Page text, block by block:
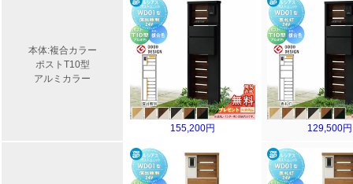
本体:複合カラー
ポストT10型
アルミカラー
155,200円 129,500円